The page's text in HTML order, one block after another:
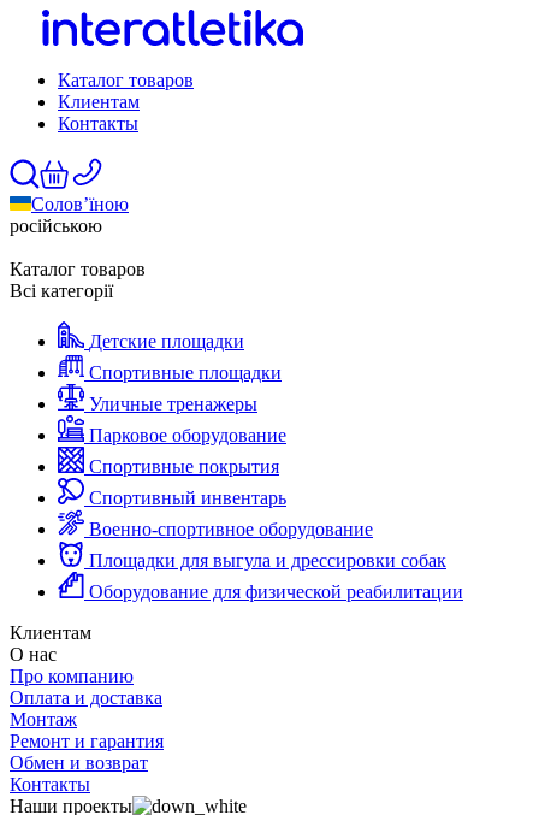
Каталог товаров
Клиентам
Контакты
Солов’їною
російською
Каталог товаров
Всі категорії
Детские площадки
Спортивные площадки
Уличные тренажеры
Парковое оборудование
Спортивные покрытия
Спортивный инвентарь
Военно-спортивное оборудование
Площадки для выгула и дрессировки собак
Оборудование для физической реабилитации
Клиентам
О нас
Про компанию
Оплата и доставка
Монтаж
Ремонт и гарантия
Обмен и возврат
Контакты
Наши проекты